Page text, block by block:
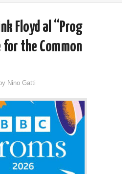
Floyd al “Prog
for the Common
by Nino Gatti